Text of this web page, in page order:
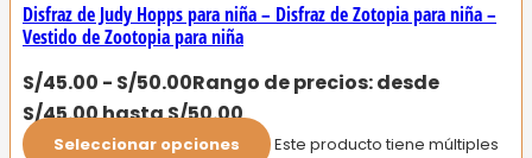
Disfraz de Judy Hopps para niña – Disfraz de Zotopia para niña –
Vestido de Zootopia para niña
S/45.00 - S/50.00Rango de precios: desde
S/45.00 hasta S/50.00
Seleccionar opciones
Este producto tiene múltiples